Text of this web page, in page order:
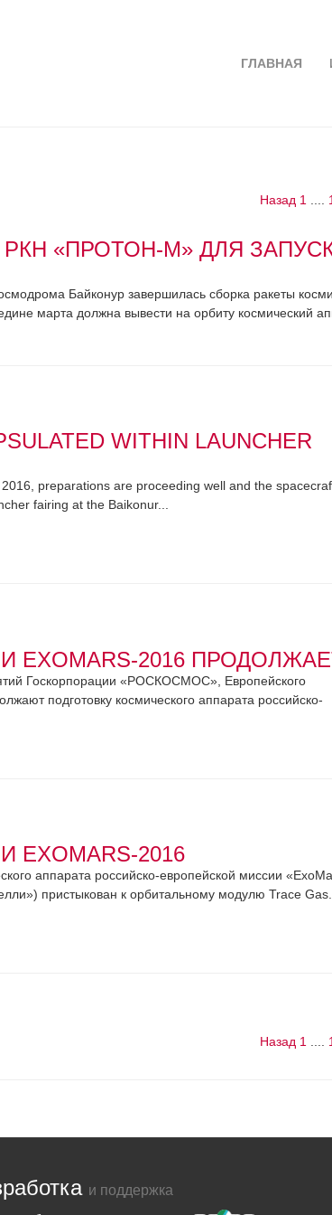
ГЛАВНАЯ
Назад 1
«ПРОТОН-М» ДЛЯ
Байконур завершилась сборка ракеты
марта должна вывести на орбиту космический
WITHIN LAUNCHER
preparations are proceeding well and the
fairing at the Baikonur...
2016
Госкорпорации «РОСКОСМОС», Европейского
подготовку космического аппарата российско-
2016
аппарата российско-европейской миссии
пристыкован к орбитальному модулю Trace Gas...
Назад 1
и поддержка